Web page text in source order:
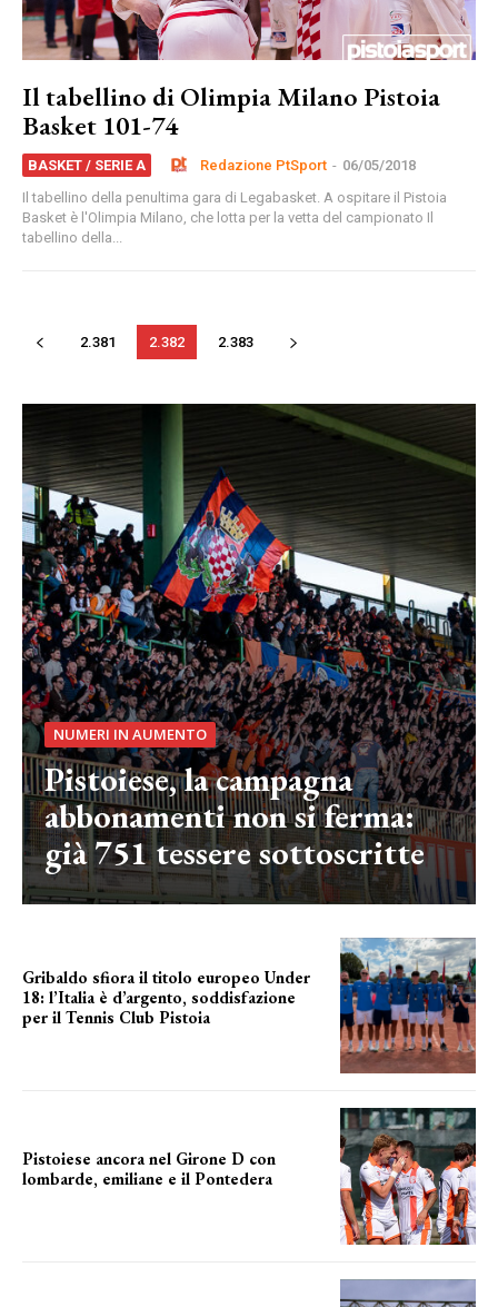
Il tabellino di Olimpia Milano Pistoia
Basket 101-74
BASKET / SERIE A Redazione PtSport - 06/05/2018
Il tabellino della penultima gara di Legabasket. A ospitare il Pistoia
Basket è l'Olimpia Milano, che lotta per la vetta del campionato Il
tabellino della...
2.381 2.382 2.383
NUMERI IN AUMENTO
Pistoiese, la campagna
abbonamenti non si ferma:
già 751 tessere sottoscritte
Gribaldo sfiora il titolo europeo Under
18: l’Italia è d’argento, soddisfazione
per il Tennis Club Pistoia
Pistoiese ancora nel Girone D con
lombarde, emiliane e il Pontedera